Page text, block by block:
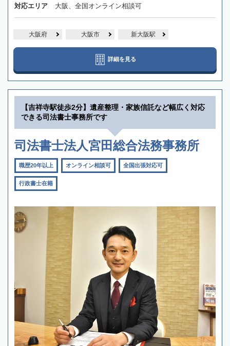
対応エリア 大阪、全国オンライン相談可
大阪府 大阪市 新大阪駅
詳細を見る
【吉祥寺駅徒歩2分】遺産整理・家族信託など幅広く対応
できる司法書士事務所です
司法書士法人宮田総合法務事務所
職歴20年以上 オンライン相談可 全国出張対応可
行政書士在籍